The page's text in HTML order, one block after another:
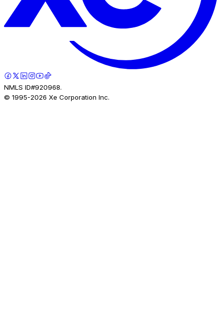
NMLS ID#920968.
© 1995-2026 Xe Corporation Inc.